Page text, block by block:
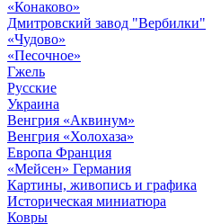
«Конаково»
Дмитровский завод "Вербилки"
«Чудово»
«Песочное»
Гжель
Русские
Украина
Венгрия «Аквинум»
Венгрия «Холохаза»
Европа Франция
«Мейсен» Германия
Картины, живопись и графика
Историческая миниатюра
Ковры